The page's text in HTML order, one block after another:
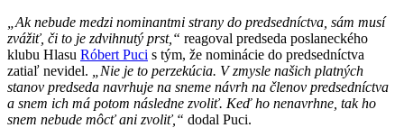
„Ak nebude medzi nominantmi strany do predsedníctva, sám musí
zvážiť, či to je zdvihnutý prst,“ reagoval predseda poslaneckého
klubu Hlasu Róbert Puci s tým, že nominácie do predsedníctva
zatiaľ nevidel.
„Nie je to perzekúcia. V zmysle našich platných
stanov predseda navrhuje na sneme návrh na členov predsedníctva
a snem ich má potom následne zvoliť. Keď ho nenavrhne, tak ho
snem nebude môcť ani zvoliť,“ dodal Puci.